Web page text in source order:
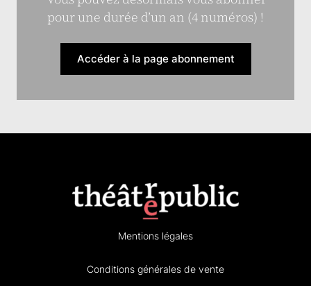
pour une durée d’un an (4 numéros) !
Accéder à la page abonnement
Mentions légales
Conditions générales de vente